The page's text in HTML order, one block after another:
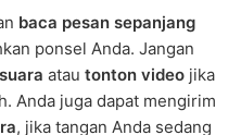
baca pesan sepanjang
ponsel Anda. Jangan
atau tonton video jika
Anda juga dapat mengirim
, jika tangan Anda sedang